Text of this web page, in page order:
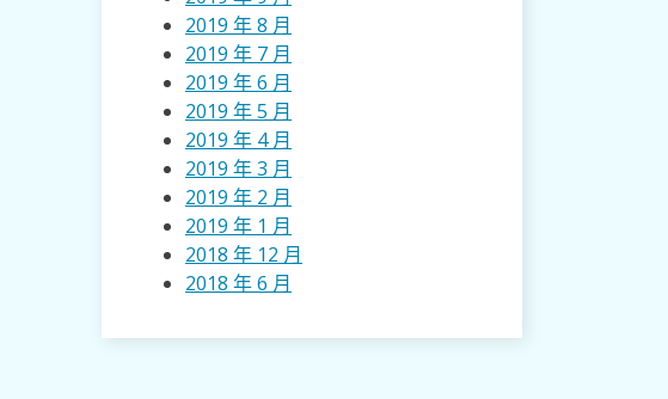
2019 年 8 月
2019 年 7 月
2019 年 6 月
2019 年 5 月
2019 年 4 月
2019 年 3 月
2019 年 2 月
2019 年 1 月
2018 年 12 月
2018 年 6 月